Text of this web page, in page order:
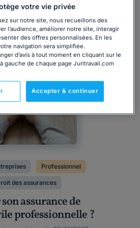
Professionnel
des assurances
assurance de
professionnelle ?
votre vie privée
sur notre site, nous recueillons des
l’audience, améliorer notre site, interagir
des offres personnalisées. En les
navigation sera simplifiée.
d’avis à tout moment en cliquant sur le
gauche de chaque page Juritravail.com
Accepter & continuer